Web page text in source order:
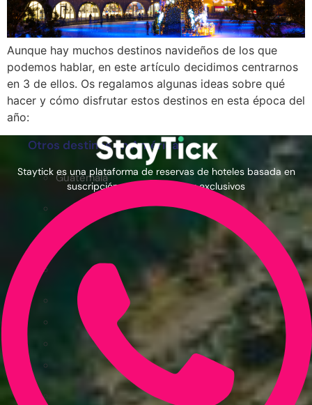
Estados Unidos
Las Bahamas
México
Perú
República Dominicana
Otros destinos en América
Guatemala
Aunque hay muchos destinos navideños de los que
podemos hablar, en este artículo decidimos centrarnos
en 3 de ellos. Os regalamos algunas ideas sobre qué
hacer y cómo disfrutar estos destinos en esta época del
año:
Staytick es una plataforma de reservas de hoteles basada en
suscripción con precios muy exclusivos